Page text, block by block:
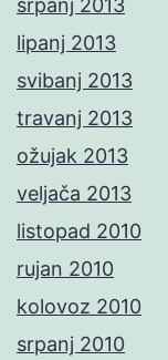
srpanj 2013
lipanj 2013
svibanj 2013
travanj 2013
ožujak 2013
veljača 2013
listopad 2010
rujan 2010
kolovoz 2010
srpanj 2010